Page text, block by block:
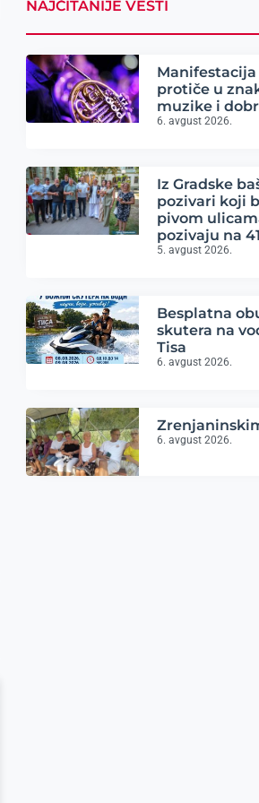
NAJČITANIJE VESTI
Manifestacija
protiče u
muzike i
6. avgust 2026.
Iz Gradske
pozivari koji
pivom
pozivaju na
5. avgust 2026.
Besplatna
skutera na
Tisa
6. avgust 2026.
6. avgust 2026.